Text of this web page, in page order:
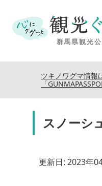
ツキノワグマ情報
「
スノーシ
更新日: 2023年